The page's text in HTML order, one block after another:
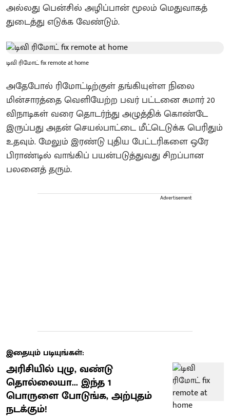
அல்லது பென்சில் அழிப்பான் மூலம் மெதுவாகத்
துடைத்து எடுக்க வேண்டும்.
டிவி ரிமோட் fix remote at home
அதேபோல் ரிமோட்டிற்குள் தங்கியுள்ள நிலை
மின்சாரத்தை வெளியேற்ற பவர் பட்டனை சுமார் 20
விநாடிகள் வரை தொடர்ந்து அழுத்திக் கொண்டே
இருப்பது அதன் செயல்பாட்டை மீட்டெடுக்க பெரிதும்
உதவும். மேலும் இரண்டு புதிய பேட்டரிகளை ஒரே
பிராண்டில் வாங்கிப் பயன்படுத்துவது சிறப்பான
பலனைத் தரும்.
Advertisement
இதையும் படியுங்கள்:
அரிசியில் புழு, வண்டு
தொல்லையா... இந்த 1
பொருளை போடுங்க, அற்புதம்
நடக்கும்!